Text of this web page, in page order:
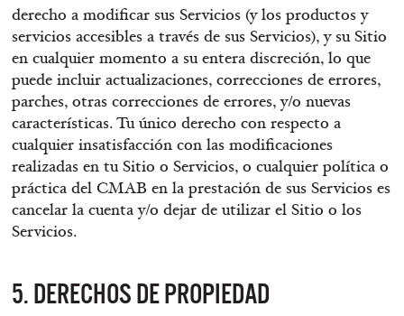
derecho a modificar sus Servicios (y los productos y
servicios accesibles a través de sus Servicios), y su Sitio
en cualquier momento a su entera discreción, lo que
puede incluir actualizaciones, correcciones de errores,
parches, otras correcciones de errores, y/o nuevas
características. Tu único derecho con respecto a
cualquier insatisfacción con las modificaciones
realizadas en tu Sitio o Servicios, o cualquier política o
práctica del CMAB en la prestación de sus Servicios es
cancelar la cuenta y/o dejar de utilizar el Sitio o los
Servicios.
5. DERECHOS DE PROPIEDAD